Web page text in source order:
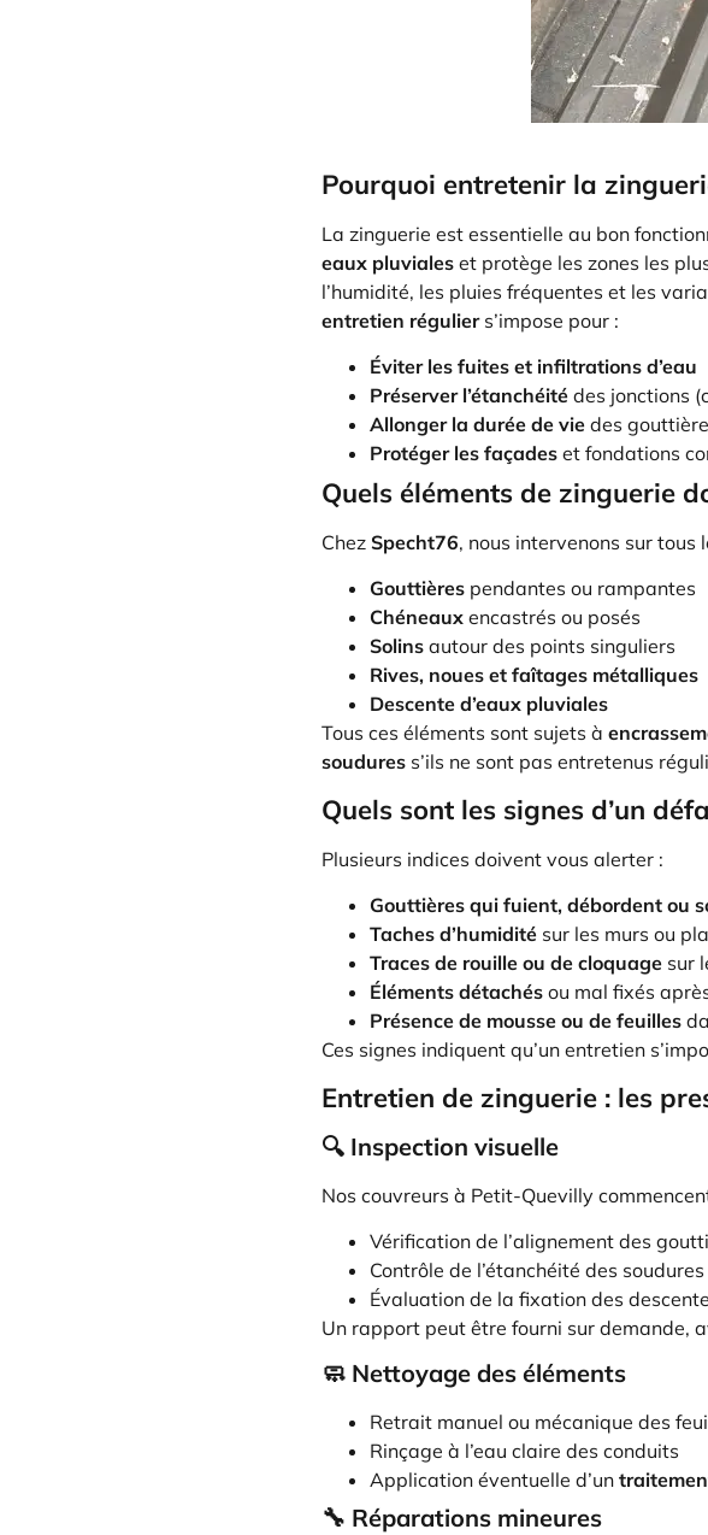
Pourquoi entretenir la
La zinguerie est essentielle au bon
eaux pluviales et protège les zones les
l’humidité, les pluies fréquentes et les
entretien réguliers’impose pour :
Éviter les fuites et infiltrations d’eau
Préserver l’étanchéité des jonctions
Allonger la durée de vie des
Protéger les façades et fondations
Quels éléments de zinguerie
Chez Specht76, nous intervenons sur tous
Gouttières pendantes ou rampantes
Chéneaux encastrés ou posés
Solins autour des points singuliers
Rives, noues et faîtages métalliques
Descente d’eaux pluviales
Tous ces éléments sont sujets à
soudures s’ils ne sont pas entretenus
Quels sont les signes d’un
Plusieurs indices doivent vous alerter :
Gouttières qui fuient, débordent ou
Taches d’humidité sur les murs ou
Traces de rouille ou de cloquage sur
Éléments détachés ou mal fixés
Présence de mousse ou de feuilles
Ces signes indiquent qu’un entretien
Entretien de zinguerie : les
🔍 Inspection visuelle
Nos couvreurs à Petit-Quevilly
Vérification de l’alignement des
Contrôle de l’étanchéité des
Évaluation de la fixation des
Un rapport peut être fourni sur demande,
🧼 Nettoyage des éléments
Retrait manuel ou mécanique des
Rinçage à l’eau claire des conduits
Application éventuelle d’un
🔧 Réparations mineures